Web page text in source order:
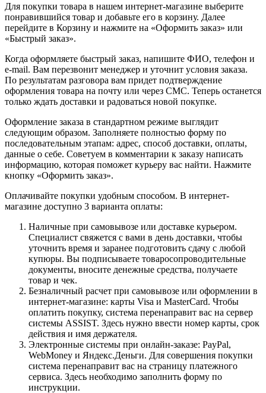
Для покупки товара в нашем интернет-магазине выберите
понравившийся товар и добавьте его в корзину. Далее
перейдите в Корзину и нажмите на «Оформить заказ» или
«Быстрый заказ».
Когда оформляете быстрый заказ, напишите ФИО, телефон и
e-mail. Вам перезвонит менеджер и уточнит условия заказа.
По результатам разговора вам придет подтверждение
оформления товара на почту или через СМС. Теперь останется
только ждать доставки и радоваться новой покупке.
Оформление заказа в стандартном режиме выглядит
следующим образом. Заполняете полностью форму по
последовательным этапам: адрес, способ доставки, оплаты,
данные о себе. Советуем в комментарии к заказу написать
информацию, которая поможет курьеру вас найти. Нажмите
кнопку «Оформить заказ».
Оплачивайте покупки удобным способом. В интернет-
магазине доступно 3 варианта оплаты:
Наличные при самовывозе или доставке курьером.
Специалист свяжется с вами в день доставки, чтобы
уточнить время и заранее подготовить сдачу с любой
купюры. Вы подписываете товаросопроводительные
документы, вносите денежные средства, получаете
товар и чек.
Безналичный расчет при самовывозе или оформлении в
интернет-магазине: карты Visa и MasterCard. Чтобы
оплатить покупку, система перенаправит вас на сервер
системы ASSIST. Здесь нужно ввести номер карты, срок
действия и имя держателя.
Электронные системы при онлайн-заказе: PayPal,
WebMoney и Яндекс.Деньги. Для совершения покупки
система перенаправит вас на страницу платежного
сервиса. Здесь необходимо заполнить форму по
инструкции.